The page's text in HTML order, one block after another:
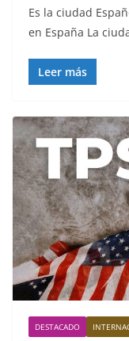
Es la ciudad
en España La
Leer más
DESTACADO